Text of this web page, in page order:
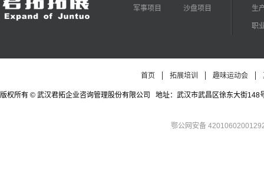
军事项目 沙盘项目 生
职
首页 拓展培训 趣味运动会
版权所有 © 武汉君拓企业咨询管理股份有限公司 地址：武汉市武昌区徐东大街
鄂公网安备